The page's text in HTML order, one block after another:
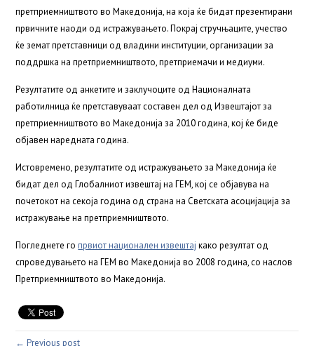
претприемништвото во Македонија, на која ќе бидат презентирани
првичните наоди од истражувањето. Покрај стручњаците, учество
ќе земат претставници од владини институции, организации за
поддршка на претприемништвото, претприемачи и медиуми.
Резултатите од анкетите и заклучоците од Националната
работилница ќе претставуваат составен дел од Извештајот за
претприемништвото во Македонија за 2010 година, кој ќе биде
објавен наредната година.
Истовремено, резултатите од истражувањето за Македонија ќе
бидат дел од Глобалниот извештај на ГЕМ, кој се објавува на
почетокот на секоја година од страна на Светската асоцијација за
истражување на претприемништвото.
Погледнете гопрвиот национален извештај како резултат од
спроведувањето на ГЕМ во Македонија во 2008 година, со наслов
Претприемништвото во Македонија.
← Previous post